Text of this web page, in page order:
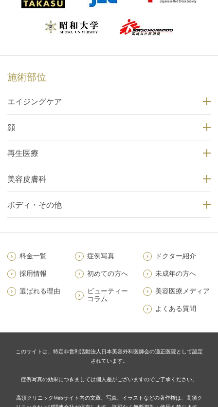
施術部位
エイジングケア
顔
再生医療
美容皮膚科
ボディ・その他
料金一覧 症例写真 ドクター紹介
採用情報 初めての方へ 未成年の方へ
選ばれる理由
ビューティー
コラム
美容医療メディア
よくある質問
このサイトは、特定非営利活動法人日本美容外科医師会の適正医院として認定
されています。
症例写真の効果につきましては個人差がございますのでご了承ください。
高須クリニックWebサイト内の文章、写真、イラストなどの著作権は、高須ク